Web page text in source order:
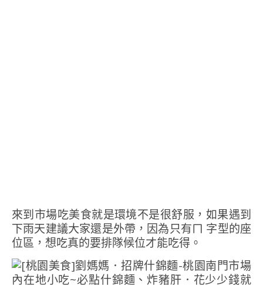
來到市場吃美食就是環境不是很舒服，如果遇到
下雨天建議大家還是外帶，因為只有ㄇ 字型的座
位區，想吃真的要排隊候位才能吃得。